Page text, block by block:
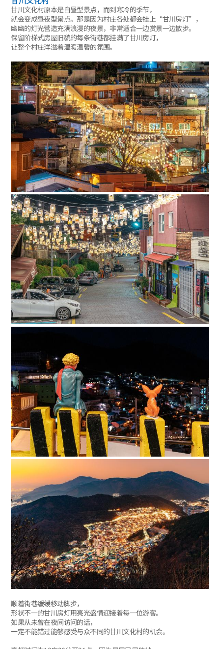
甘川文化村原本是白昼型景点，而到寒冷的季节，
就会变成昼夜型景点。那是因为村庄各处都会挂上“甘川房灯”，
幽幽的灯光营造充满浪漫的夜景，非常适合一边赏景一边散步。
保留阶梯式房屋旧貌的每条街巷都挂满了甘川房灯，
让整个村庄洋溢着温暖温馨的氛围。
顺着街巷缓缓移动脚步，
形状不一的甘川房灯用亮光盛情迎接着每一位游客。
如果从未曾在夜间访问的话，
一定不能错过能够感受与众不同的甘川文化村的机会。